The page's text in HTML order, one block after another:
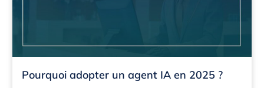
Pourquoi adopter un agent IA en 2025 ?